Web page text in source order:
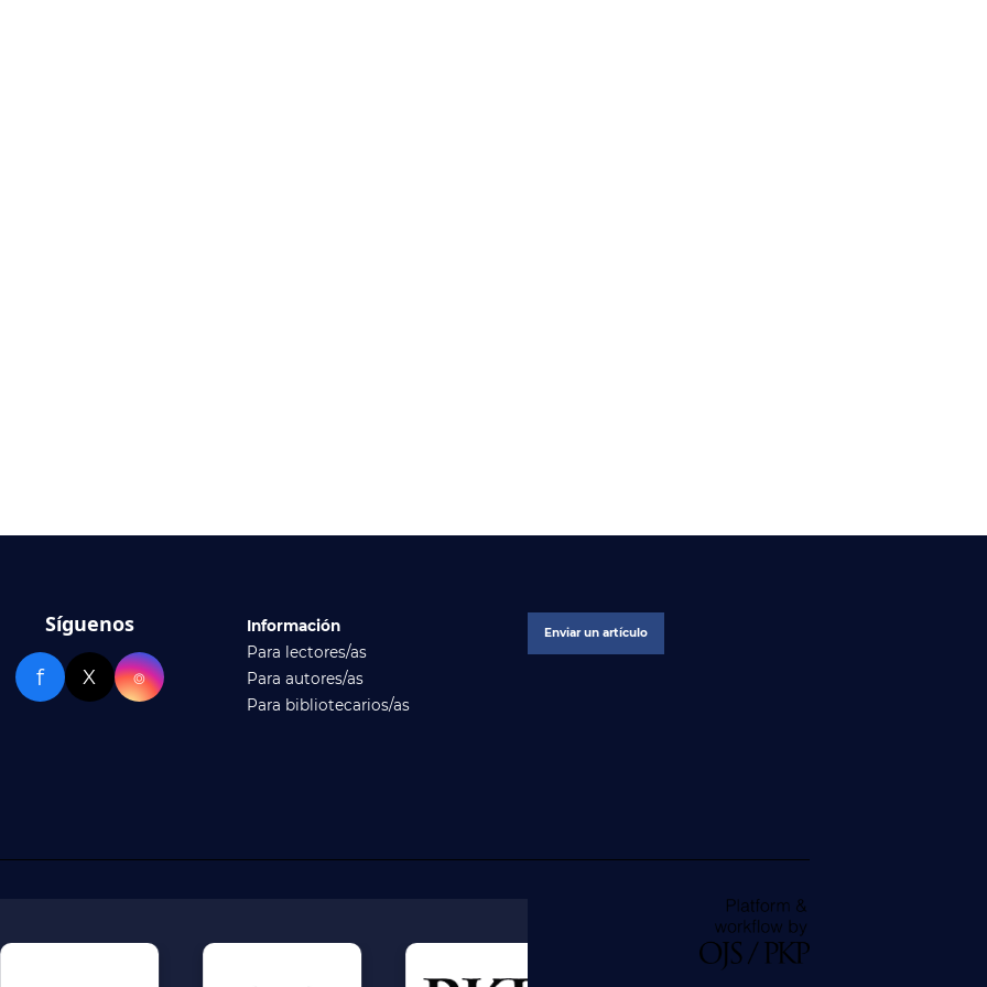
Síguenos
f X ⌾
Información
Para lectores/as
Para autores/as
Para bibliotecarios/as
Enviar un artículo